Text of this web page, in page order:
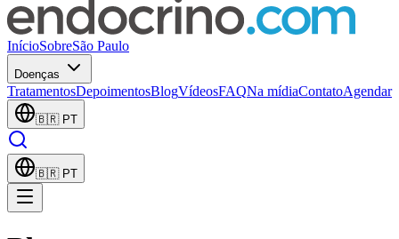
InícioSobreSão Paulo
Doenças
TratamentosDepoimentosBlogVídeosFAQNa mídiaContatoAgendar
🇧🇷 PT
🇧🇷 PT